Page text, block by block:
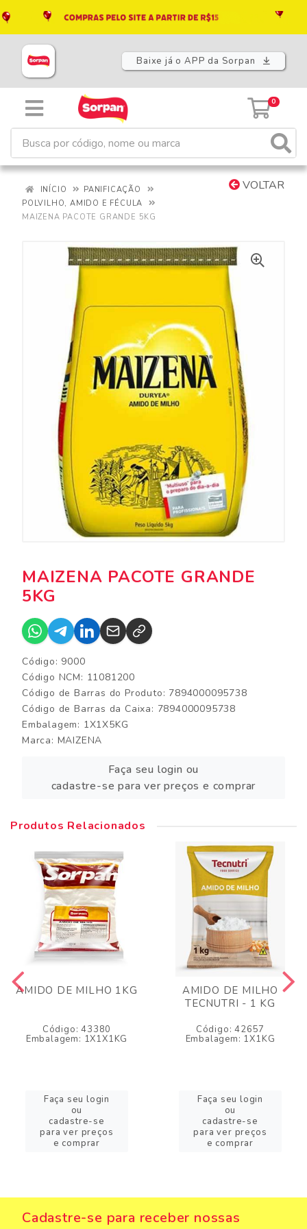
Baixe já o APP da Sorpan
0
VOLTAR
INÍCIO
PANIFICAÇÃO
POLVILHO, AMIDO E FÉCULA
MAIZENA PACOTE GRANDE 5KG
MAIZENA PACOTE GRANDE
5KG
Código: 9000
Código NCM: 11081200
Código de Barras do Produto: 7894000095738
Código de Barras da Caixa: 7894000095738
Embalagem: 1X1X5KG
Marca: MAIZENA
Faça seu login ou
cadastre-se para ver preços e comprar
Produtos Relacionados
AMIDO DE MILHO 1KG
Código: 43380
Embalagem: 1X1X1KG
Faça seu login
ou
cadastre-se
para ver preços
e comprar
AMIDO DE MILHO
TECNUTRI - 1 KG
Código: 42657
Embalagem: 1X1KG
Faça seu login
ou
cadastre-se
para ver preços
e comprar
Cadastre-se para receber nossas